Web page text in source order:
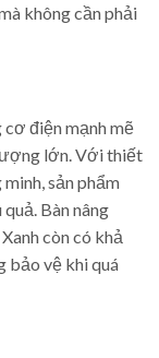
không cần phải
điện mạnh mẽ
lớn. Với thiết
sản phẩm
Bàn nâng
còn có khả
bảo vệ khi quá